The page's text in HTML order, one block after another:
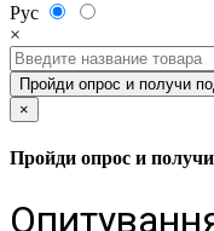
Рус
×
Пройди опрос и получи
×
Пройди опрос и